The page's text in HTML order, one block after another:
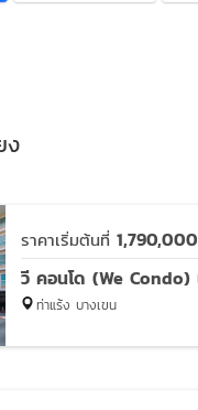
ง
ราคาเริ่มต้นที่ 1,790,000
ท่าแร้ง บางเขน